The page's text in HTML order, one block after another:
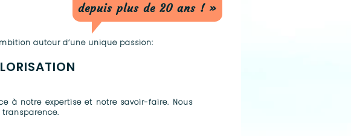
depuis plus de 20 ans ! »
autour d’une unique passion:
à notre expertise et notre savoir-faire. Nous